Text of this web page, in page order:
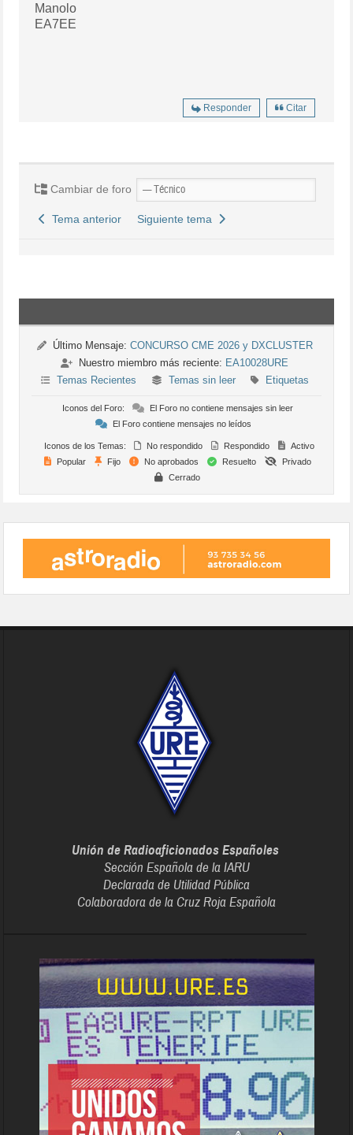
Manolo
EA7EE
Responder Citar
Cambiar de foro
Tema anterior Siguiente tema
Último Mensaje: CONCURSO CME 2026 y DXCLUSTER
Nuestro miembro más reciente: EA10028URE
Temas Recientes
Temas sin leer Etiquetas
Iconos del Foro:
El Foro no contiene mensajes sin leer
El Foro contiene mensajes no leídos
Iconos de los Temas: No respondido Respondido
Activo
Popular
Fijo No aprobados Resuelto
Privado
Cerrado
Unión de Radioaficionados Españoles
Sección Española de la IARU
Declarada de Utilidad Pública
Colaboradora de la Cruz Roja Española